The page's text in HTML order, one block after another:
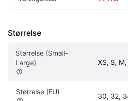
Størrelse
Størrelse (Small-
Large)
XS, S, M,
Størrelse (EU)
30, 32,